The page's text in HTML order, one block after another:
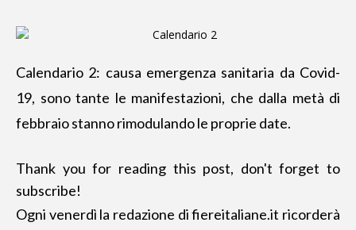
Calendario 2: causa emergenza sanitaria da Covid-
19, sono tante le manifestazioni, che dalla metà di
febbraio stanno rimodulando le proprie date.
Thank you for reading this post, don't forget to
subscribe!
Ogni venerdì la redazione di fiereitaliane.it ricorderà